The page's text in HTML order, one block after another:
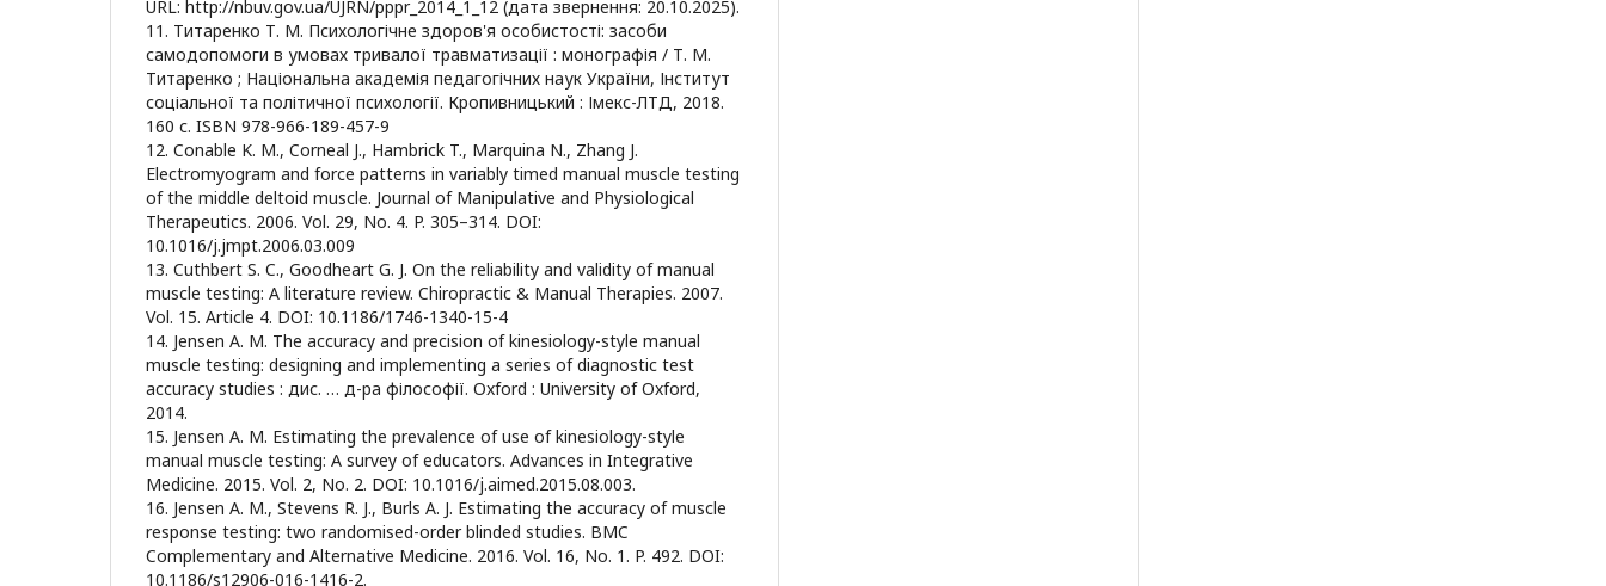
URL: http://nbuv.gov.ua/UJRN/pppr_2014_1_12 (дата звернення: 20.10.2025).
11. Титаренко Т. М. Психологічне здоров'я особистості: засоби
самодопомоги в умовах тривалої травматизації : монографія / Т. М.
Титаренко ; Національна академія педагогічних наук України, Інститут
соціальної та політичної психології. Кропивницький : Імекс-ЛТД, 2018.
160 с. ISBN 978-966-189-457-9
12. Conable K. M., Corneal J., Hambrick T., Marquina N., Zhang J.
Electromyogram and force patterns in variably timed manual muscle testing
of the middle deltoid muscle. Journal of Manipulative and Physiological
Therapeutics. 2006. Vol. 29, No. 4. P. 305–314. DOI:
10.1016/j.jmpt.2006.03.009
13. Cuthbert S. C., Goodheart G. J. On the reliability and validity of manual
muscle testing: A literature review. Chiropractic & Manual Therapies. 2007.
Vol. 15. Article 4. DOI: 10.1186/1746-1340-15-4
14. Jensen A. M. The accuracy and precision of kinesiology-style manual
muscle testing: designing and implementing a series of diagnostic test
accuracy studies : дис. … д-ра філософії. Oxford : University of Oxford,
2014.
15. Jensen A. M. Estimating the prevalence of use of kinesiology-style
manual muscle testing: A survey of educators. Advances in Integrative
Medicine. 2015. Vol. 2, No. 2. DOI: 10.1016/j.aimed.2015.08.003.
16. Jensen A. M., Stevens R. J., Burls A. J. Estimating the accuracy of muscle
response testing: two randomised-order blinded studies. BMC
Complementary and Alternative Medicine. 2016. Vol. 16, No. 1. P. 492. DOI:
10.1186/s12906-016-1416-2.